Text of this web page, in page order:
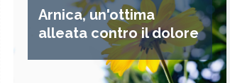
Arnica, un'ottima
alleata contro il dolore